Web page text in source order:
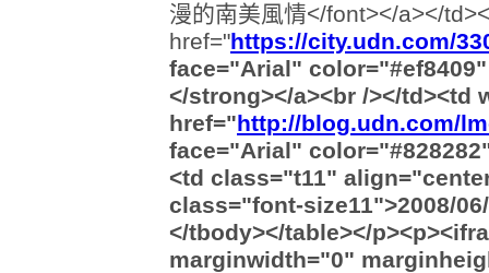
漫的南美風情</font></a></
href="https://city.udn.com/
face="Arial" color="#ef8409"
</strong></a><br /></
href="http://blog.udn.com/
face="Arial"
<td class="t11"
class="font-size11">2008/
</tbody></table></
marginwidth="0"